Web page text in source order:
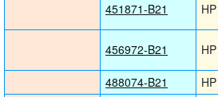
451871-B21 HP
456972-B21 HP
488074-B21
HP